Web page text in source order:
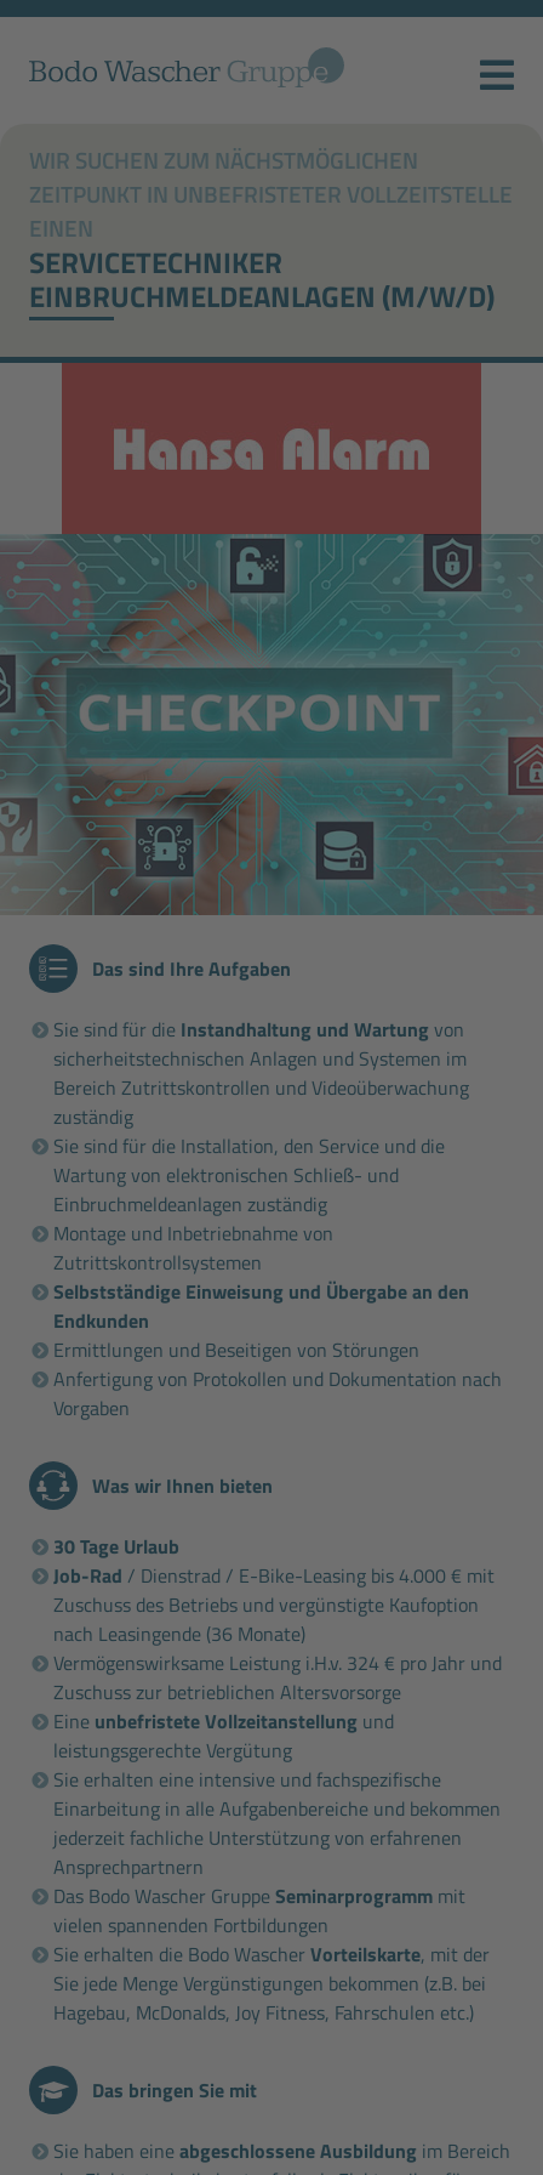
WIR SUCHEN ZUM NÄCHSTMÖGLICHEN
ZEITPUNKT IN UNBEFRISTETER VOLLZEITSTELLE
EINEN
SERVICETECHNIKER
EINBRUCHMELDEANLAGEN (M/W/D)
Das sind Ihre Aufgaben
Sie sind für die Instandhaltung und Wartung von
sicherheitstechnischen Anlagen und Systemen im
Bereich Zutrittskontrollen und Videoüberwachung
zuständig
Sie sind für die Installation, den Service und die
Wartung von elektronischen Schließ- und
Einbruchmeldeanlagen zuständig
Montage und Inbetriebnahme von
Zutrittskontrollsystemen
Selbstständige Einweisung und Übergabe an den
Endkunden
Ermittlungen und Beseitigen von Störungen
Anfertigung von Protokollen und Dokumentation nach
Vorgaben
Was wir Ihnen bieten
30 Tage Urlaub
Job-Rad / Dienstrad / E-Bike-Leasing bis 4.000 € mit
Zuschuss des Betriebs und vergünstigte Kaufoption
nach Leasingende (36 Monate)
Vermögenswirksame Leistung i.H.v. 324 € pro Jahr und
Zuschuss zur betrieblichen Altersvorsorge
Eine unbefristete Vollzeitanstellung und
leistungsgerechte Vergütung
Sie erhalten eine intensive und fachspezifische
Einarbeitung in alle Aufgabenbereiche und bekommen
jederzeit fachliche Unterstützung von erfahrenen
Ansprechpartnern
Das Bodo Wascher GruppeSeminarprogramm mit
vielen spannenden Fortbildungen
Sie erhalten die Bodo Wascher Vorteilskarte, mit der
Sie jede Menge Vergünstigungen bekommen (z.B. bei
Hagebau, McDonalds, Joy Fitness, Fahrschulen etc.)
Das bringen Sie mit
Sie haben eineabgeschlossene Ausbildung im Bereich